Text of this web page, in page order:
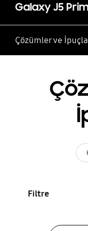
Galaxy J5
Çözümler ve
Filtre